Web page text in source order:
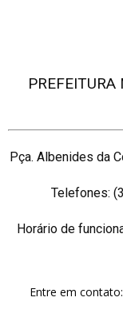
PREFEITURA
Pça. Albenides da
Telefones:
Horário de
Entre em contato: